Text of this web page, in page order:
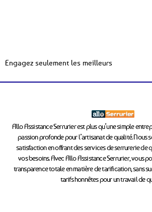
Engagez seulement les meilleurs
Allo Assistance Serrurier est plus qu’une simple
passion profonde pour l’artisanat de qualité. Nous
satisfaction en offrant des services de serrurerie de
vos besoins. Avec Allo Assistance Serrurier, vous
transparence totale en matière de tarification, sans
tarifs honnêtes pour un travail de